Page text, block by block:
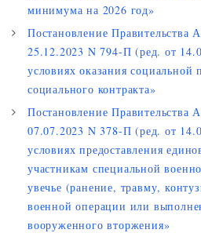
минимума на 2026 год»
Постановление Правительства
25.12.2023 N 794-П (ред. от
условиях оказания
социального контракта»
Постановление Правительства
07.07.2023 N 378-П (ред. от
условиях предоставления
участникам специальной
увечье (ранение, травму,
военной операции или
вооруженного вторжения»